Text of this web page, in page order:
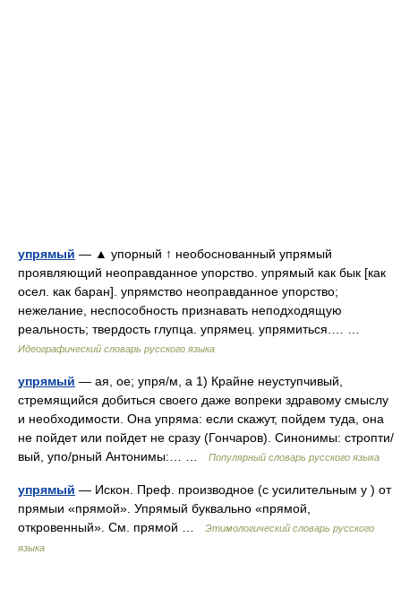
упрямый — ▲ упорный ↑ необоснованный упрямый
проявляющий неоправданное упорство. упрямый как бык [как
осел. как баран]. упрямство неоправданное упорство;
нежелание, неспособность признавать неподходящую
реальность; твердость глупца. упрямец. упрямиться.… …
Идеографический словарь русского языка
упрямый — ая, ое; упря/м, а 1) Крайне неуступчивый,
стремящийся добиться своего даже вопреки здравому смыслу
и необходимости. Она упряма: если скажут, пойдем туда, она
не пойдет или пойдет не сразу (Гончаров). Синонимы: стропти/
вый, упо/рный Антонимы:… …
Популярный словарь русского языка
упрямый — Искон. Преф. производное (с усилительным у ) от
прямыи «прямой». Упрямый буквально «прямой,
откровенный». См. прямой …
Этимологический словарь русского
языка